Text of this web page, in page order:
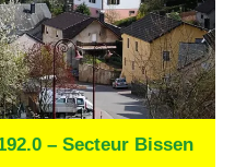
– Secteur Bissen